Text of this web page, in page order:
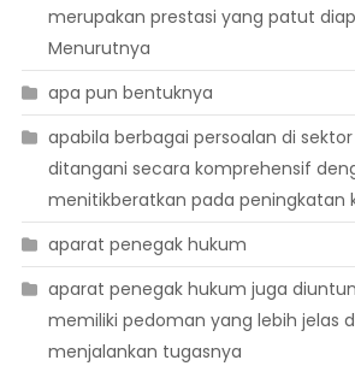
merupakan prestasi yang patut
Menurutnya
apa pun bentuknya
apabila berbagai persoalan di
ditangani secara komprehensif
menitikberatkan pada peningkatan
aparat penegak hukum
aparat penegak hukum juga
memiliki pedoman yang lebih jelas
menjalankan tugasnya